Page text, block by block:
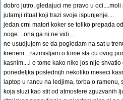
dobro jutro, gledajuci me pravo u
jutarnji ritual koji trazi svoje ispunjenje....
jedan crni matori koker se toliko prepada
noge....ona ga ni ne vidi....
ne usudjujem se da pogledam na sat u
krenem....razmisljam o tome sta cu ovog
kasnim....i o tome kako niko jos nije
ponedeljka poslednijh nekoliko meseci
laptop u rancu na ledjima, torba o
koja sluzi kao stit od atmosfere zguzvanih